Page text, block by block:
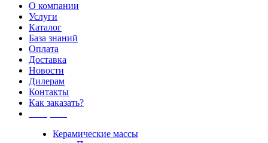
О компании
Услуги
Каталог
База знаний
Оплата
Доставка
Новости
Дилерам
Контакты
Как заказать?
Керамические массы